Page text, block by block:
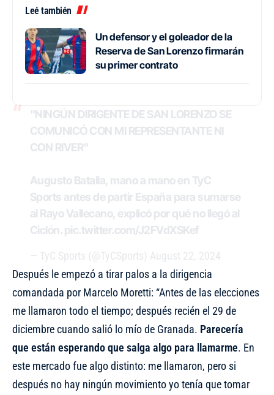
Leé también
Un defensor y el goleador de la
Reserva de San Lorenzo firmarán
su primer contrato
"NINGÚN DIRIGENTE DE SAN LORENZO SE
COMUNICÓ CON MI REPRESENTANTE NI
CON RIVER"
Augusto Batalla, mano a mano en TyC
Sports antes de partir España para sumarse
al Rayo Vallecano, explicó por qué no llegó al
Ciclón.pic.twitter.com/J2FVdXSKef
— TyC Sports (@TyCSports) August 22, 2024
Después le empezó a tirar palos a la dirigencia
comandada por Marcelo Moretti: “Antes de las elecciones
me llamaron todo el tiempo; después recién el 29 de
diciembre cuando salió lo mío de Granada. Parecería
que están esperando que salga algo para llamarme. En
este mercado fue algo distinto: me llamaron, pero si
después no hay ningún movimiento yo tenía que tomar